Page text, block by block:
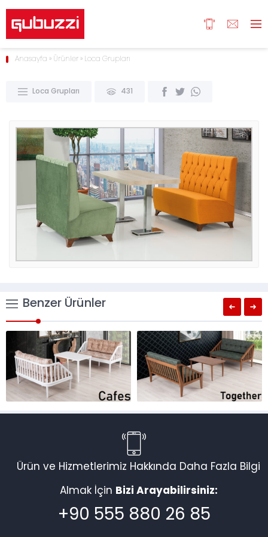
Anasayfa » Ürünler » Loca Grupları
Loca Grupları 431
Benzer Ürünler
Ürün ve Hizmetlerimiz Hakkında Daha Fazla Bilgi
Almak İçin Bizi Arayabilirsiniz:
+90 555 880 26 85